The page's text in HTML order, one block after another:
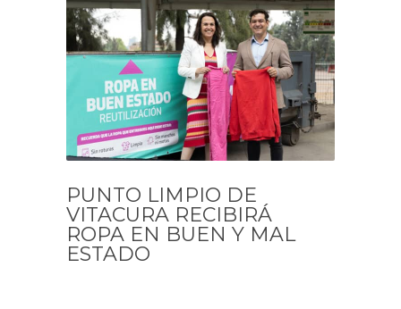
PUNTO LIMPIO DE
VITACURA RECIBIRÁ
ROPA EN BUEN Y MAL
ESTADO